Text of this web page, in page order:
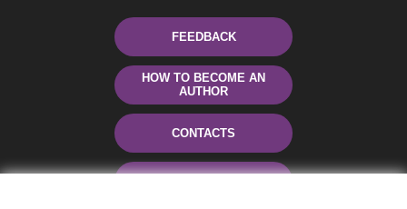
FEEDBACK
HOW TO BECOME AN
AUTHOR
CONTACTS